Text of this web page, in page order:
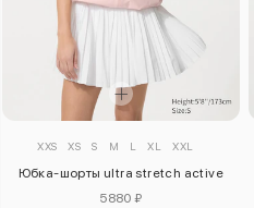
XXS XS S M L XL XXL
Юбка-шорты ultra stretch active
5880 ₽